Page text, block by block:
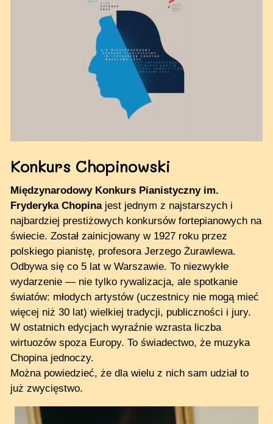
Konkurs Chopinowski
Międzynarodowy Konkurs Pianistyczny im.
Fryderyka Chopinajest jednym z najstarszych i
najbardziej prestiżowych konkursów fortepianowych na
świecie. Został zainicjowany w 1927 roku przez
polskiego pianistę, profesora Jerzego Żurawlewa.
Odbywa się co 5 lat w Warszawie. To niezwykłe
wydarzenie — nie tylko rywalizacja, ale spotkanie
światów: młodych artystów (uczestnicy nie mogą mieć
więcej niż 30 lat) wielkiej tradycji, publiczności i jury.
W ostatnich edycjach wyraźnie wzrasta liczba
wirtuozów spoza Europy. To świadectwo, że muzyka
Chopina jednoczy.
Można powiedzieć, że dla wielu z nich sam udział to
już zwycięstwo.